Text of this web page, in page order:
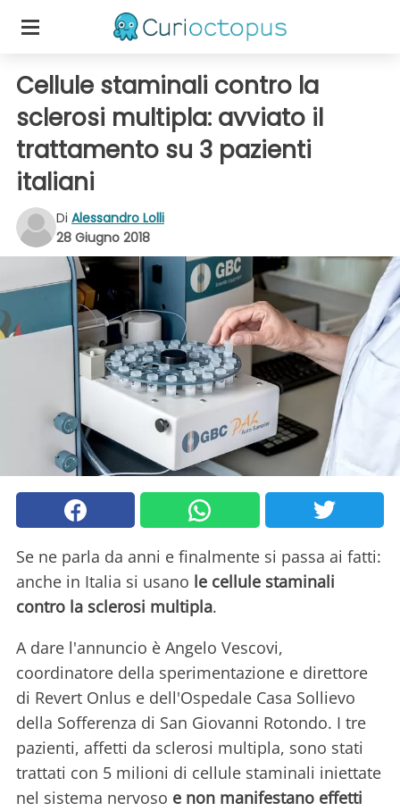
Cellule staminali contro la
sclerosi multipla: avviato il
trattamento su 3 pazienti
italiani
Di Alessandro Lolli
28 Giugno 2018
Se ne parla da anni e finalmente si passa ai fatti:
anche in Italia si usano le cellule staminali
contro la sclerosi multipla.
A dare l'annuncio è Angelo Vescovi,
coordinatore della sperimentazione e direttore
di Revert Onlus e dell'Ospedale Casa Sollievo
della Sofferenza di San Giovanni Rotondo. I tre
pazienti, affetti da sclerosi multipla, sono stati
trattati con 5 milioni di cellule staminali iniettate
nel sistema nervoso e non manifestano effetti